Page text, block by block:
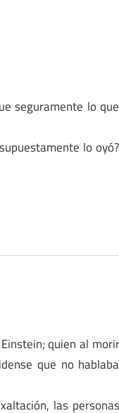
seguramente lo que
lo oyó?
quien al morir
que no hablaba
las personas